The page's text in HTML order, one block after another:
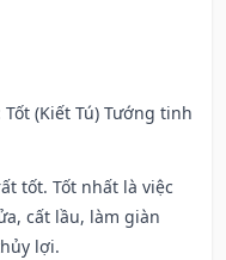
(Kiết Tú) Tướng tinh
tốt. Tốt nhất là việc
cất lầu, làm giàn
lợi.